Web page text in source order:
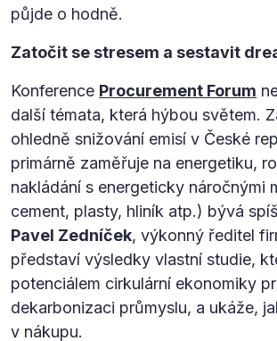
půjde o hodně.
Zatočit se stresem a sestavit
Konference Procurement Forum
další témata, která hýbou světem.
ohledně snižování emisí v České
primárně zaměřuje na energetiku,
nakládání s energeticky náročnými
cement, plasty, hliník atp.) bývá
Pavel Zedníček, výkonný ředitel
představí výsledky vlastní studie,
potenciálem cirkulární ekonomiky
dekarbonizaci průmyslu, a ukáže,
v nákupu.